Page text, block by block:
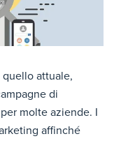
attuale,
di
molte aziende. I
affinché